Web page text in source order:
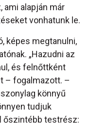
ami alapján már
vonhatunk le.
képes megtanulni,
„Hazudni az
és felnőttként
– fogalmazott. –
könnyű
tudjuk
őszintébb testrész: